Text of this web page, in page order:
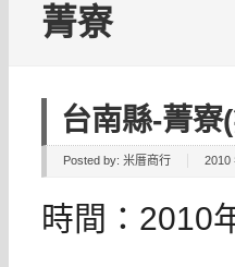
菁寮
台南縣-菁寮
Posted by: 米厝商行 2010
時間：2010